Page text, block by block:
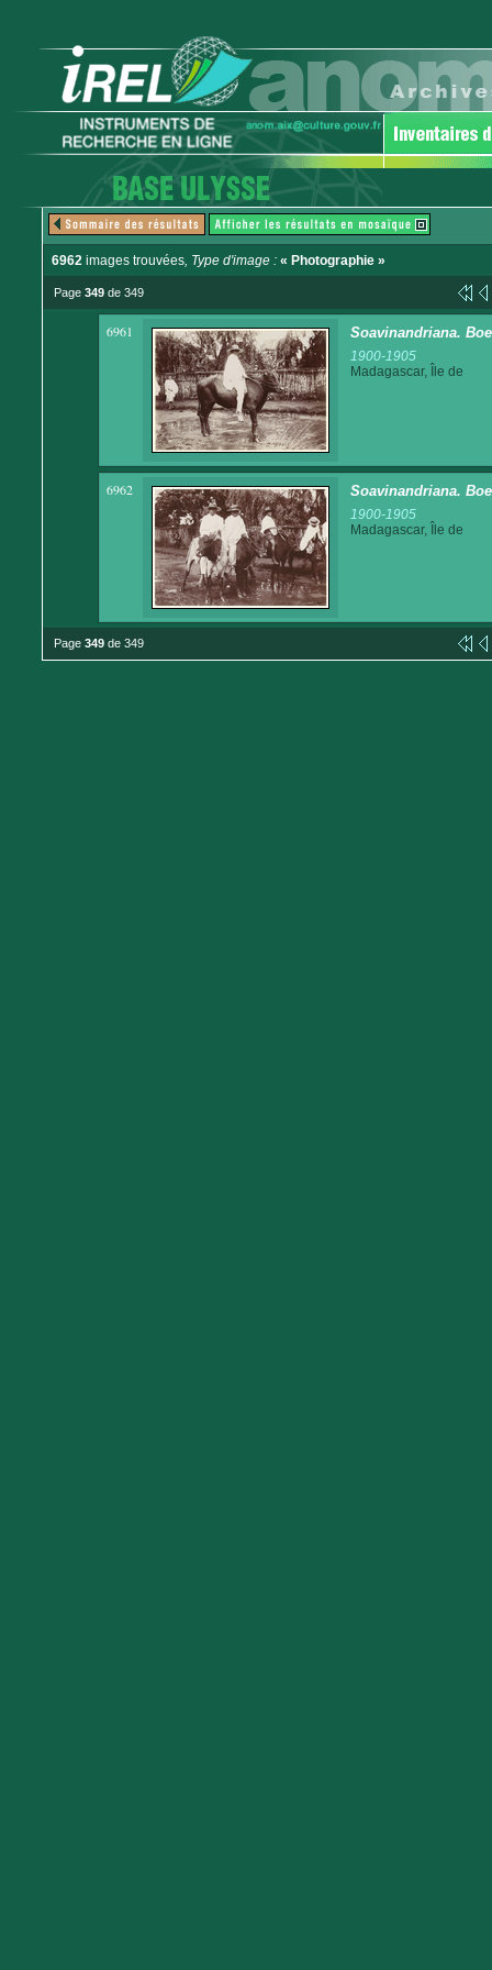
6962 images trouvées, Type d'image : « Photographie »
Page 349 de 349
6961 Soavinandriana.
1900-1905
Madagascar, Île de
6962 Soavinandriana.
1900-1905
Madagascar, Île de
Page 349 de 349